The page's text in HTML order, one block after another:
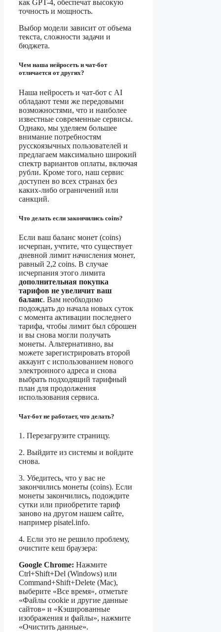
как GPT-4, обеспечат высокую
точность и мощность.
Выбор модели зависит от объема
текста, сложности задачи и
бюджета.
Чем наша нейросеть и чат-бот
отличается от других?
Наша нейросеть и чат-бот с AI
обладают теми же передовыми
возможностями, что и наиболее
известные современные сервисы.
Однако, мы уделяем большее
внимание потребностям
русскоязычных пользователей и
предлагаем максимально широкий
спектр вариантов оплаты, включая
рубли. Кроме того, наш сервис
доступен во всех странах без
каких-либо ограничений или
санкций.
Что делать если закончились coins?
Если ваш баланс монет (coins)
исчерпан, учтите, что существует
дневной лимит начисления монет,
равный 2,2 coins. В случае
исчерпания этого лимита
дополнительная покупка
тарифов не увеличит ваш
баланс. Вам необходимо
подождать до начала новых суток
с момента активации последнего
тарифа, чтобы лимит был сброшен
и вы снова могли получать
монеты. Альтернативно, вы
можете зарегистрировать второй
аккаунт с использованием нового
электронного адреса и снова
выбрать подходящий тарифный
план для продолжения
использования сервиса.
Чат-бот не работает, что делать?
1. Перезагрузите страницу.
2. Выйдите из системы и войдите
снова.
3. Убедитесь, что у вас не
закончились монеты (coins). Если
монеты закончились, подождите
сутки или приобретите тариф
заново на другом нашем сайте,
например pisatel.info.
4. Если это не решило проблему,
очистите кеш браузера:
Google Chrome: Нажмите
Ctrl+Shift+Del (Windows) или
Command+Shift+Delete (Mac),
выберите «Все время», отметьте
«Файлы cookie и другие данные
сайтов» и «Кэшированные
изображения и файлы», нажмите
«Очистить данные».